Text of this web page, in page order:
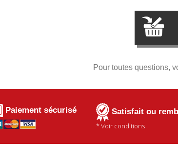
Pour toutes questions,
Paiement sécurisé Satisfait ou
* Voir conditions